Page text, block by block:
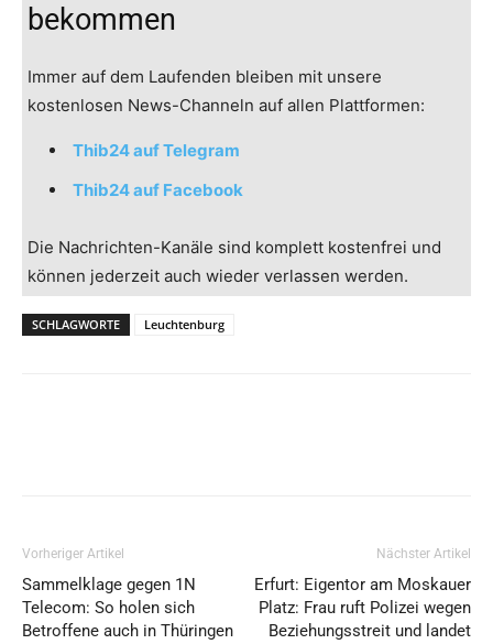
bekommen
Immer auf dem Laufenden bleiben mit unsere
kostenlosen News-Channeln auf allen Plattformen:
Thib24 auf Telegram
Thib24 auf Facebook
Die Nachrichten-Kanäle sind komplett kostenfrei und
können jederzeit auch wieder verlassen werden.
SCHLAGWORTE Leuchtenburg
Vorheriger Artikel
Sammelklage gegen 1N
Telecom: So holen sich
Betroffene auch in Thüringen
Nächster Artikel
Erfurt: Eigentor am Moskauer
Platz: Frau ruft Polizei wegen
Beziehungsstreit und landet